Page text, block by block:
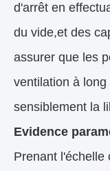
d'arrêt en
du vide,et des
assurer que les
ventilation à
sensiblement la
Evidence
Prenant l'échelle